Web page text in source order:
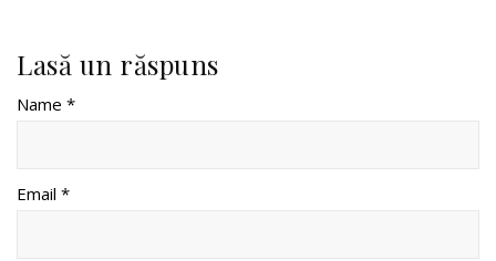
Lasă un răspuns
Name *
Email *